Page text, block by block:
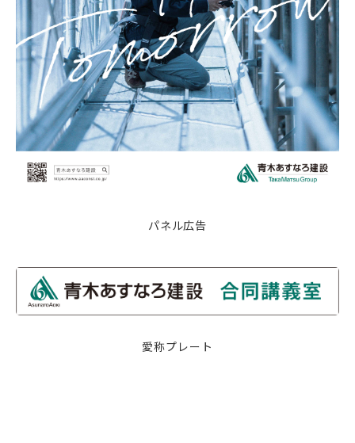
パネル広告
愛称プレート